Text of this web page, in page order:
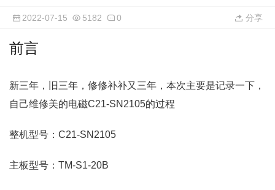
2022-07-15 5182 0 分享
前言
新三年，旧三年，修修补补又三年，本次主要是记录一下，
自己维修美的电磁C21-SN2105的过程
整机型号：C21-SN2105
主板型号：TM-S1-20B